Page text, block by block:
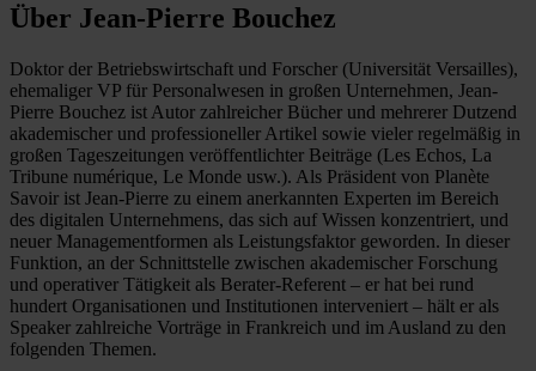
Über Jean-Pierre Bouchez
Doktor der Betriebswirtschaft und Forscher (Universität Versailles),
ehemaliger VP für Personalwesen in großen Unternehmen, Jean-
Pierre Bouchez ist Autor zahlreicher Bücher und mehrerer Dutzend
akademischer und professioneller Artikel sowie vieler regelmäßig in
großen Tageszeitungen veröffentlichter Beiträge (Les Echos, La
Tribune numérique, Le Monde usw.). Als Präsident von Planète
Savoir ist Jean-Pierre zu einem anerkannten Experten im Bereich
des digitalen Unternehmens, das sich auf Wissen konzentriert, und
neuer Managementformen als Leistungsfaktor geworden. In dieser
Funktion, an der Schnittstelle zwischen akademischer Forschung
und operativer Tätigkeit als Berater-Referent – er hat bei rund
hundert Organisationen und Institutionen interveniert – hält er als
Speaker zahlreiche Vorträge in Frankreich und im Ausland zu den
folgenden Themen.